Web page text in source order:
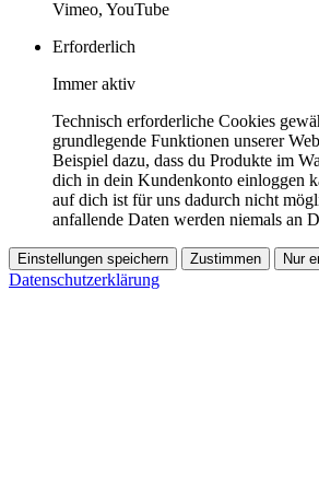
Vimeo, YouTube
Erforderlich
Immer aktiv
Technisch erforderliche Cookies
grundlegende Funktionen unserer
Beispiel dazu, dass du Produkte im
dich in dein Kundenkonto einloggen
auf dich ist für uns dadurch nicht
anfallende Daten werden niemals an
Einstellungen speichern Zustimmen Nur
Datenschutzerklärung